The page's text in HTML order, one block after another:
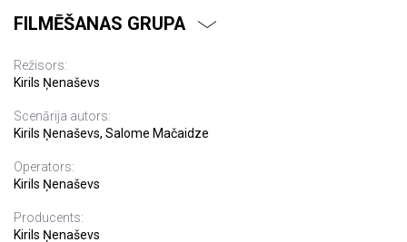
FILMĒŠANAS GRUPA
Režisors:
Kirils Ņenaševs
Scenārija autors:
Kirils Ņenaševs, Salome Mačaidze
Operators:
Kirils Ņenaševs
Producents:
Kirils Ņenaševs